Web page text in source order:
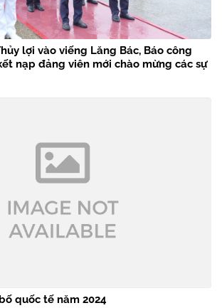
lợi vào viếng Lăng Bác, Báo công
nạp đảng viên mới chào mừng các sự
quốc tế năm 2024